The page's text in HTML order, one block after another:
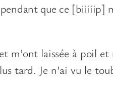
que ce [biiiiip]
m’ont laissée à poil
tard. Je n’ai vu le